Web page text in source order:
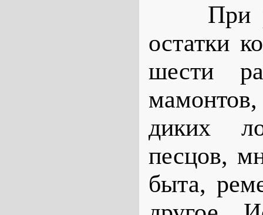
При
остатки
шести
диких
песцов,
быта,